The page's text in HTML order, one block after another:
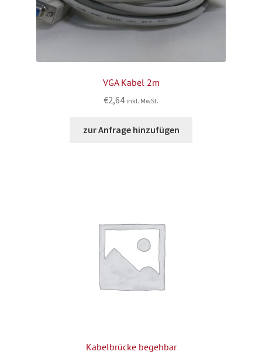
VGA Kabel 2m
€2,64 inkl. MwSt.
zur Anfrage hinzufügen
Kabelbrücke begehbar